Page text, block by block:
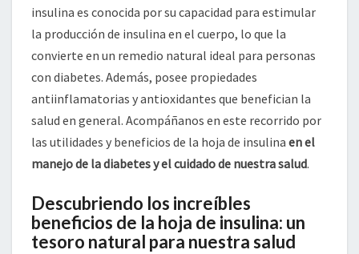
insulina es conocida por su capacidad para estimular
la producción de insulina en el cuerpo, lo que la
convierte en un remedio natural ideal para personas
con diabetes. Además, posee propiedades
antiinflamatorias y antioxidantes que benefician la
salud en general. Acompáñanos en este recorrido por
las utilidades y beneficios de la hoja de insulina en el
manejo de la diabetes y el cuidado de nuestra salud.
Descubriendo los increíbles
beneficios de la hoja de insulina: un
tesoro natural para nuestra salud